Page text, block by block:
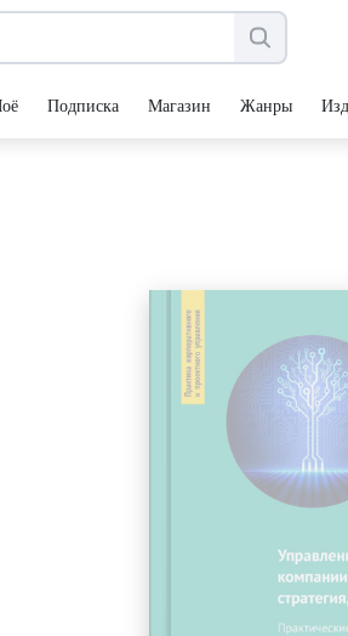
Подписка Магазин Жанры